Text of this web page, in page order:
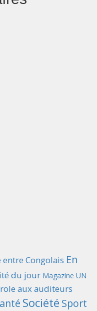
Congolais En
du jour Magazine UN
aux auditeurs
Société Sport